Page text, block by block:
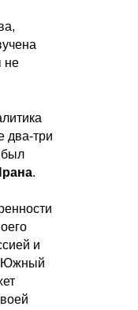
не
два-три
был
.
и
Южный